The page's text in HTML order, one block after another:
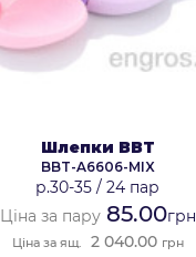
Шлепки BBT
BBT-A6606-MIX
р.30-35 / 24 пар
Ціна за пару85.00грн
Ціна за ящ. 2 040.00 грн